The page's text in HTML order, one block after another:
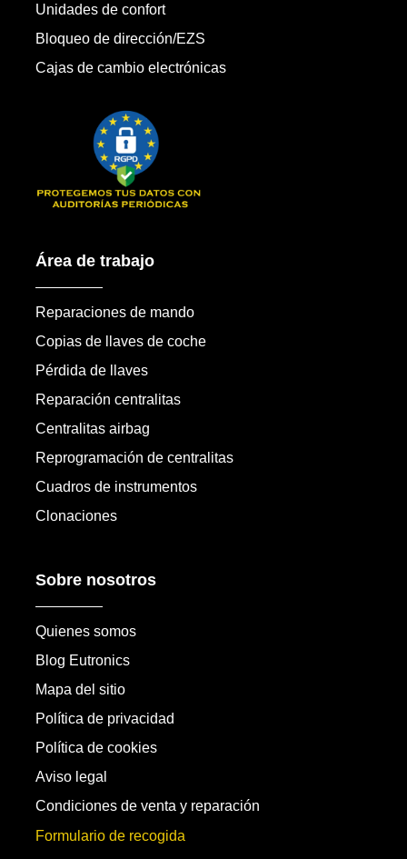
Unidades de confort
Bloqueo de dirección/EZS
Cajas de cambio electrónicas
Área de trabajo
Reparaciones de mando
Copias de llaves de coche
Pérdida de llaves
Reparación centralitas
Centralitas airbag
Reprogramación de centralitas
Cuadros de instrumentos
Clonaciones
Sobre nosotros
Quienes somos
Blog Eutronics
Mapa del sitio
Política de privacidad
Política de cookies
Aviso legal
Condiciones de venta y reparación
Formulario de recogida